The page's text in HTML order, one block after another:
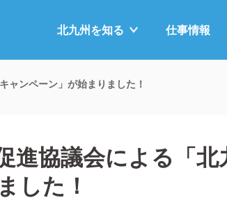
北九州を知る 仕事情報
ャンペーン」が始まりました！
進協議会による「
した！